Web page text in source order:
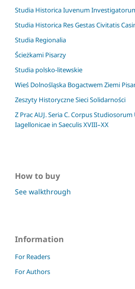
Studia Historica Iuvenum
Studia Historica Res Gestas Civitatis
Studia Regionalia
Ścieżkami Pisarzy
Studia polsko-litewskie
Wieś Dolnośląska Bogactwem Ziemi
Zeszyty Historyczne Sieci Solidarności
Z Prac AUJ. Seria C. Corpus
Iagellonicae in Saeculis XVIII–XX
How to buy
See walkthrough
Information
For Readers
For Authors